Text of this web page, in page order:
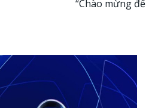
“Chào mừng